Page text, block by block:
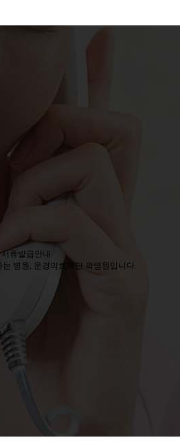
서류발급안내
병원, 운경의료재단 곽병원입니다.